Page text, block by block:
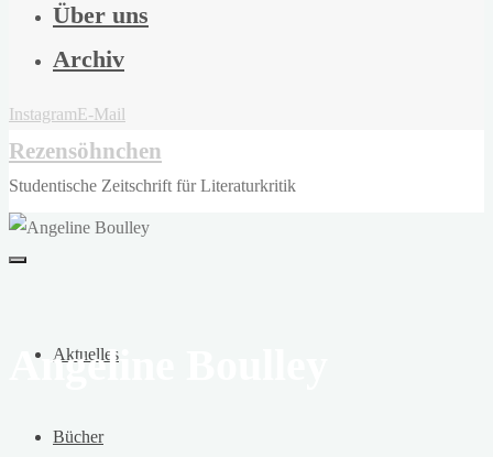
Über uns
Archiv
InstagramE-Mail
Rezensöhnchen
Studentische Zeitschrift für Literaturkritik
Aktuelles
Bücher
Angeline Boulley